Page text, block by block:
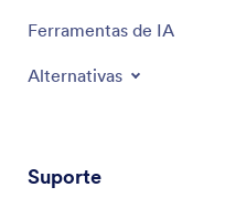
Ferramentas de IA
Alternativas
Suporte